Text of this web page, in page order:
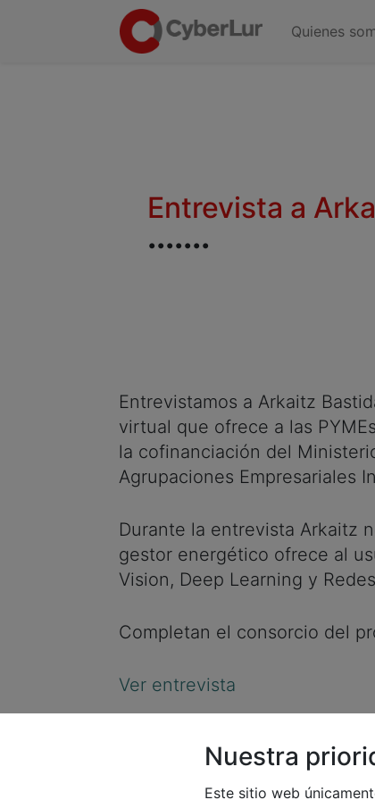
Quienes
Entrevista a
.......
Entrevistamos a Arkaitz
virtual que ofrece a las
la cofinanciación del
Agrupaciones Empresariales
Durante la entrevista Arkaitz
gestor energético ofrece al
Vision, Deep Learning y
Completan el consorcio del
Ver entrevista
Nuestra
Este sitio web